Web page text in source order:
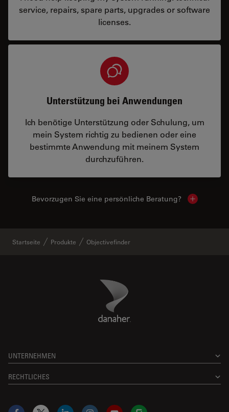
service, repairs, spare parts, upgrades or software
licenses.
Unterstützung bei Anwendungen
Ich benötige Unterstützung oder Schulung, um
mein System richtig zu bedienen oder eine
bestimmte Anwendung mit meinem System
durchzuführen.
Bevorzugen Sie eine persönliche Beratung? Show
Startseite Produkte Objectivefinder
Danaher Logo
UNTERNEHMEN
RECHTLICHES